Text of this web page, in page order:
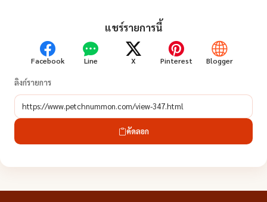
แชร์รายการนี้
Facebook Line X Pinterest Blogger
ลิงก์รายการ
คัดลอก